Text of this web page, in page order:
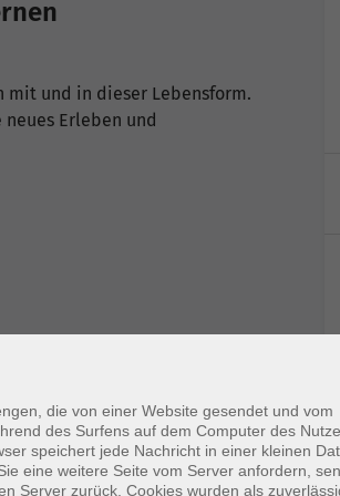
mit und in dieser Lebensform.
Erleben und
die von einer Website gesendet und vom
des Surfens auf dem Computer des
speichert jede Nachricht in einer kleinen
eine weitere Seite vom Server anfordern,
Server zurück. Cookies wurden als